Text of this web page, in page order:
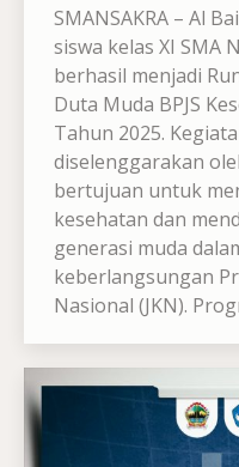
SMANSAKRA – Al
siswa kelas XI SMA
berhasil menjadi
Duta Muda BPJS
Tahun 2025.
diselenggarakan
bertujuan untuk
kesehatan dan
generasi muda
keberlangsungan
Nasional (JKN).